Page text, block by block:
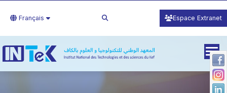
Français Espace Extranet